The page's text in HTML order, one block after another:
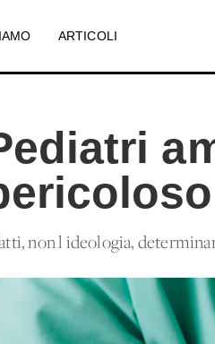
ARTICOLI
non l'ideologia,